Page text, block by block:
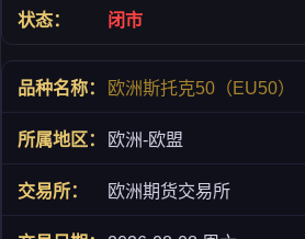
闭市
欧洲斯托克50（EU50）
欧洲-欧盟
欧洲期货交易所